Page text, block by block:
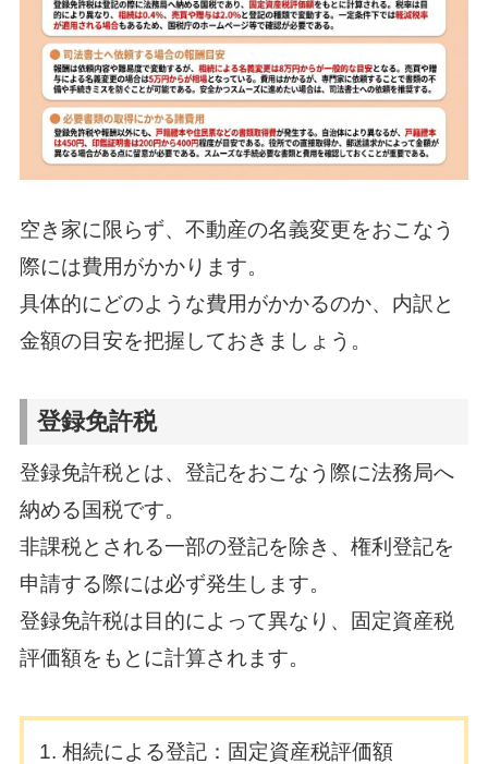
空き家に限らず、不動産の名義変更をおこなう
際には費用がかかります。
具体的にどのような費用がかかるのか、内訳と
金額の目安を把握しておきましょう。
登録免許税
登録免許税とは、登記をおこなう際に法務局へ
納める国税です。
非課税とされる一部の登記を除き、権利登記を
申請する際には必ず発生します。
登録免許税は目的によって異なり、固定資産税
評価額をもとに計算されます。
相続による登記：固定資産税評価額